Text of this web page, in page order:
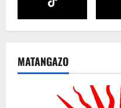
MATANGAZO